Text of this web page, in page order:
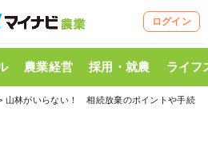
ログイン
農業経営 採用・就農 ライフ
山林がいらない！ 相続放棄のポイントや手続